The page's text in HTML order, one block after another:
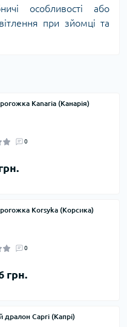
особливості або
при зйомці та
Kanaria (Канарія)
0
Korsyka (Корсика)
0
грн.
дралон Capri (Капрі)